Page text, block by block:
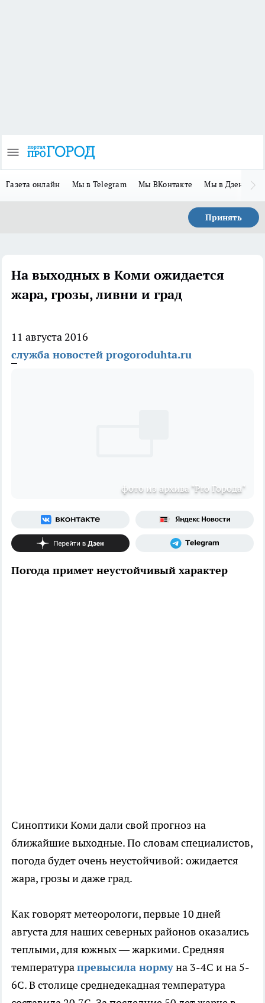
Газета онлайн Мы в Telegram Мы ВКонтакте Мы в Дзене
Принять
На выходных в Коми ожидается
жара, грозы, ливни и град
11 августа 2016
служба новостей progoroduhta.ru
фото из архива "Pro Города"
Погода примет неустойчивый характер
Синоптики Коми дали свой прогноз на
ближайшие выходные. По словам специалистов,
погода будет очень неустойчивой: ожидается
жара, грозы и даже град.
Как говорят метеорологи, первые 10 дней
августа для наших северных районов оказались
теплыми, для южных — жаркими. Средняя
температурапревысила нормуна 3-4С и на 5-
6С. В столице среднедекадная температура